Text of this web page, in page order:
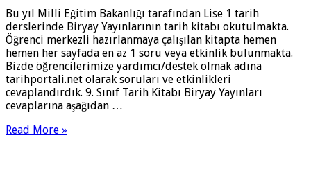
Bu yıl Milli Eğitim Bakanlığı tarafından Lise 1 tarih
derslerinde Biryay Yayınlarının tarih kitabı okutulmakta.
Öğrenci merkezli hazırlanmaya çalışılan kitapta hemen
hemen her sayfada en az 1 soru veya etkinlik bulunmakta.
Bizde öğrencilerimize yardımcı/destek olmak adına
tarihportali.net olarak soruları ve etkinlikleri
cevaplandırdık. 9. Sınıf Tarih Kitabı Biryay Yayınları
cevaplarına aşağıdan …
Read More »